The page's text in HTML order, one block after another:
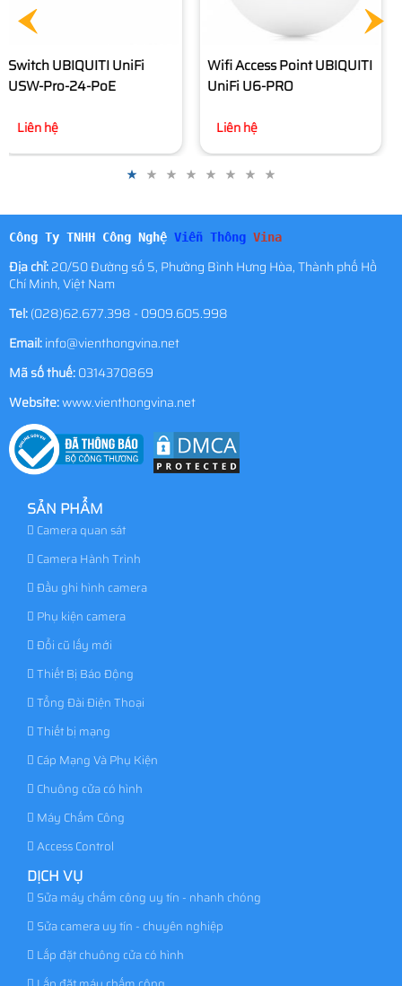
Wifi Access Point UBIQUITI
UniFi U6-PRO
Liên hệ
Wifi Access Point UBIQUITI
UniFi U6 LR
Liên hệ
Công Ty TNHH Công Nghệ Viễn Thông Vina
Địa chỉ:20/50 Đường số 5, Phường Bình Hưng Hòa, Thành phố Hồ
Chí Minh, Việt Nam
Tel:(028)62.677.398 - 0909.605.998
Email:info@vienthongvina.net
Mã số thuế:0314370869
Website:www.vienthongvina.net
SẢN PHẨM
Camera quan sát
Camera Hành Trình
Đầu ghi hình camera
Phụ kiện camera
Đổi cũ lấy mới
Thiết Bị Báo Động
Tổng Đài Điện Thoại
Thiết bị mạng
Cáp Mạng Và Phụ Kiện
Chuông cửa có hình
Máy Chấm Công
Access Control
DỊCH VỤ
Sửa máy chấm công uy tín - nhanh chóng
Sửa camera uy tín - chuyên nghiệp
Lắp đặt chuông cửa có hình